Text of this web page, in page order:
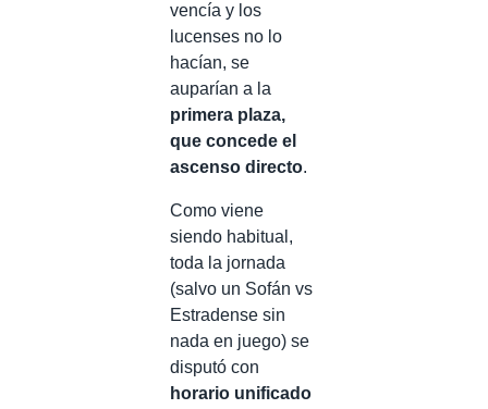
vencía y los
lucenses no lo
hacían, se
auparían a la
primera plaza,
que concede el
ascenso directo.
Como viene
siendo habitual,
toda la jornada
(salvo un Sofán vs
Estradense sin
nada en juego) se
disputó con
horario unificado